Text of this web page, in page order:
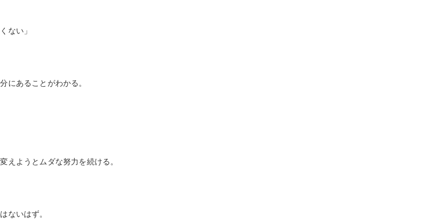
ない」
にあることがわかる。
えようとムダな努力を続ける。
ないはず。